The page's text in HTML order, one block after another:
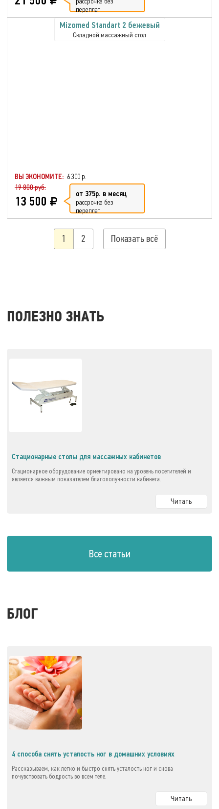
переплат
Mizomed Standart 2 бежевый
Складной массажный стол
ВЫ ЭКОНОМИТЕ: 6 300 р.
19 800 руб.
13 500 от 375р. в месяц
рассрочка без
переплат
1 2 Показать всё
ПОЛЕЗНО ЗНАТЬ
Стационарные столы для массажных кабинетов
Стационарное оборудование ориентировано на уровень посетителей и
является важным показателем благополучности кабинета.
Читать
Все статьи
БЛОГ
4 способа снять усталость ног в домашних условиях
Рассказываем, как легко и быстро снять усталость ног и снова
почувствовать бодрость во всем теле.
Читать